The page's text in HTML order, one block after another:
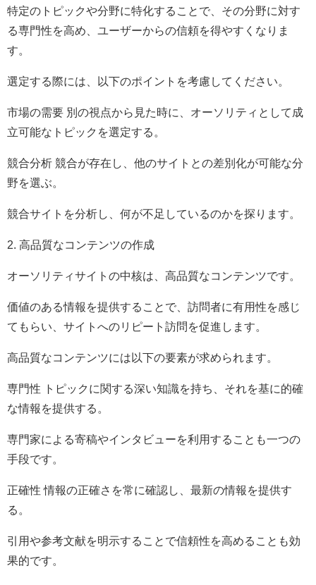
特定のトピックや分野に特化することで、その分野に対す
る専門性を高め、ユーザーからの信頼を得やすくなりま
す。
選定する際には、以下のポイントを考慮してください。
市場の需要 別の視点から見た時に、オーソリティとして成
立可能なトピックを選定する。
競合分析 競合が存在し、他のサイトとの差別化が可能な分
野を選ぶ。
競合サイトを分析し、何が不足しているのかを探ります。
2. 高品質なコンテンツの作成
オーソリティサイトの中核は、高品質なコンテンツです。
価値のある情報を提供することで、訪問者に有用性を感じ
てもらい、サイトへのリピート訪問を促進します。
高品質なコンテンツには以下の要素が求められます。
専門性 トピックに関する深い知識を持ち、それを基に的確
な情報を提供する。
専門家による寄稿やインタビューを利用することも一つの
手段です。
正確性 情報の正確さを常に確認し、最新の情報を提供す
る。
引用や参考文献を明示することで信頼性を高めることも効
果的です。